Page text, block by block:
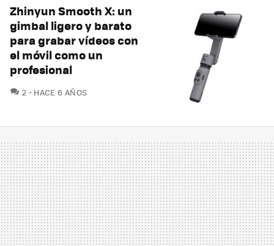
Zhinyun Smooth X: un
gimbal ligero y barato
para grabar vídeos con
el móvil como un
profesional
2 COMENTARIOS
HACE 6 AÑOS